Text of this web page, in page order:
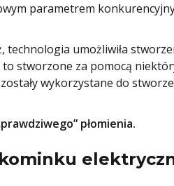
parametrem
umożliwiła
stworzone za pomocą
wykorzystane do
płomienia.